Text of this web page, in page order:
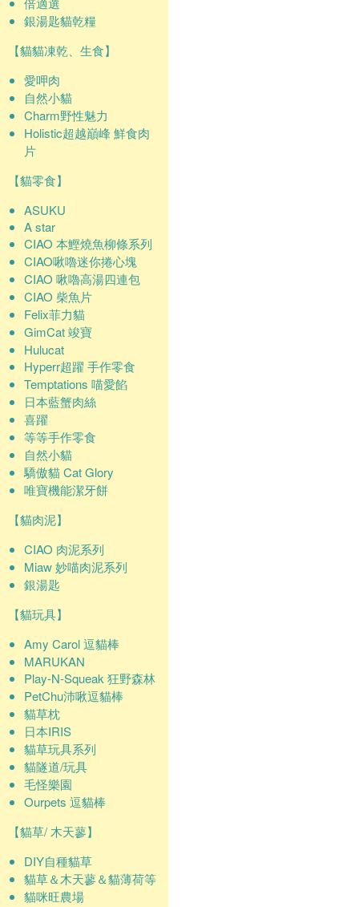
銀湯匙貓乾糧
【貓貓凍乾、生食】
愛呷肉
自然小貓
Charm野性魅力
Holistic超越巔峰 鮮食肉
片
【貓零食】
ASUKU
A star
CIAO 本鰹燒魚柳條系列
CIAO啾嚕迷你捲心塊
CIAO 啾嚕高湯四連包
CIAO 柴魚片
Felix菲力貓
GimCat 竣寶
Hulucat
Hyperr超躍 手作零食
Temptations 喵愛餡
日本藍蟹肉絲
喜躍
等等手作零食
自然小貓
驕傲貓 Cat Glory
唯寶機能潔牙餅
【貓肉泥】
CIAO 肉泥系列
Miaw 妙喵肉泥系列
銀湯匙
【貓玩具】
Amy Carol 逗貓棒
MARUKAN
Play-N-Squeak 狂野森林
PetChu沛啾逗貓棒
貓草枕
日本IRIS
貓草玩具系列
貓隧道/玩具
毛怪樂園
Ourpets 逗貓棒
【貓草/ 木天蓼】
DIY自種貓草
貓草＆木天蓼＆貓薄荷等
貓咪旺農場